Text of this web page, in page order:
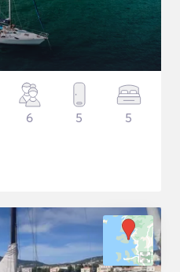
6 5 5